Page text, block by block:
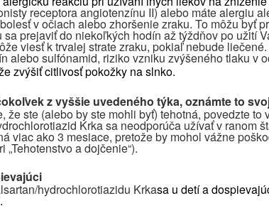
receptora angiotenzínu II) alebo máte alergiu
v očiach alebo zhoršenie zraku. To môžu byť
sa prejaviť do niekoľkých hodín až týždňov po užití
viesť k trvalej strate zraku, pokiaľ nebude
alebo sulfónamid, riziko vzniku zvýšeného tlaku v
zvýšiť citlivosť pokožky na slnko.
z vyššie uvedeného týka, oznámte to
že ste (alebo by ste mohli byť) tehotná, povedzte to
Krkasa neodporúča užívať v ranom
viac ako 3 mesiace, pretože by mohol vážne
„Tehotenstvo a dojčenie“).
hydrochlorotiazidu Krkasa u detí a